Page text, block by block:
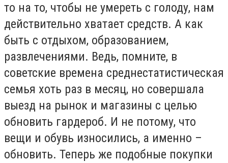
то на то, чтобы не умереть с голоду, нам
действительно хватает средств. А как
быть с отдыхом, образованием,
развлечениями. Ведь, помните, в
советские времена среднестатистическая
семья хоть раз в месяц, но совершала
выезд на рынок и магазины с целью
обновить гардероб. И не потому, что
вещи и обувь износились, а именно –
обновить. Теперь же подобные покупки